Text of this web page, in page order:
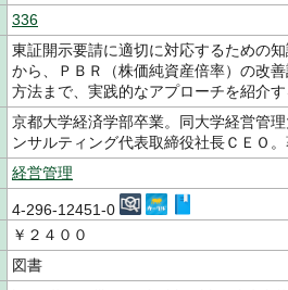
336
東証開示要請に適切に対応するための
から、ＰＢＲ（株価純資産倍率）の改
方法まで、実践的なアプローチを紹介
京都大学経済学部卒業。同大学経営管
ンサルティング代表取締役社長ＣＥＯ
経営管理
4-296-12451-0
￥２４００
図書